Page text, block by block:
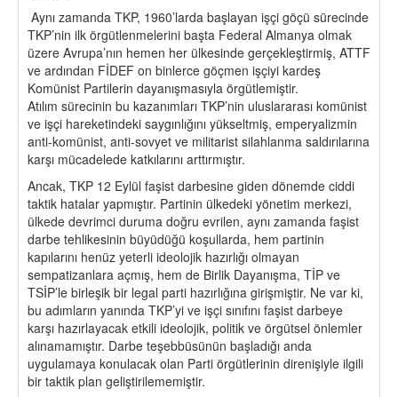
Aynı zamanda TKP, 1960’larda başlayan işçi göçü sürecinde
TKP’nin ilk örgütlenmelerini başta Federal Almanya olmak
üzere Avrupa’nın hemen her ülkesinde gerçekleştirmiş, ATTF
ve ardından FİDEF on binlerce göçmen işçiyi kardeş
Komünist Partilerin dayanışmasıyla örgütlemiştir.
Atılım sürecinin bu kazanımları TKP’nin uluslararası komünist
ve işçi hareketindeki saygınlığını yükseltmiş, emperyalizmin
anti-komünist, anti-sovyet ve militarist silahlanma saldırılarına
karşı mücadelede katkılarını arttırmıştır.
Ancak, TKP 12 Eylül faşist darbesine giden dönemde ciddi
taktik hatalar yapmıştır. Partinin ülkedeki yönetim merkezi,
ülkede devrimci duruma doğru evrilen, aynı zamanda faşist
darbe tehlikesinin büyüdüğü koşullarda, hem partinin
kapılarını henüz yeterli ideolojik hazırlığı olmayan
sempatizanlara açmış, hem de Birlik Dayanışma, TİP ve
TSİP’le birleşik bir legal parti hazırlığına girişmiştir. Ne var ki,
bu adımların yanında TKP’yi ve işçi sınıfını faşist darbeye
karşı hazırlayacak etkili ideolojik, politik ve örgütsel önlemler
alınamamıştır. Darbe teşebbüsünün başladığı anda
uygulamaya konulacak olan Parti örgütlerinin direnişiyle ilgili
bir taktik plan geliştirilememiştir.